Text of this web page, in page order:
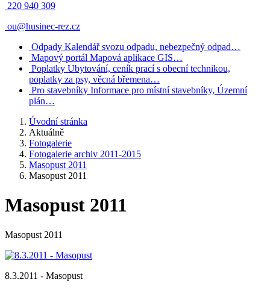
220 940 309
ou@husinec-rez.cz
Odpady Kalendář svozu odpadu, nebezpečný odpad…
Mapový portál Mapová aplikace GIS…
Poplatky Ubytování, ceník prací s obecní technikou,
poplatky za psy, věcná břemena…
Pro stavebníky Informace pro místní stavebníky, Územní
plán…
Úvodní stránka
Aktuálně
Fotogalerie
Fotogalerie archiv 2011-2015
Masopust 2011
Masopust 2011
Masopust 2011
Masopust 2011
8.3.2011 - Masopust